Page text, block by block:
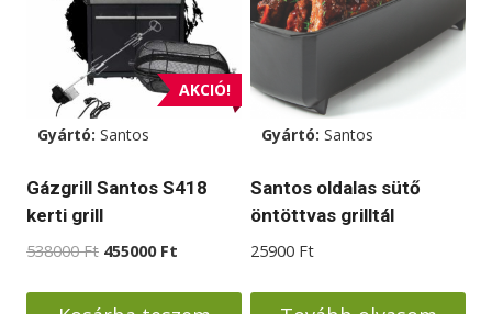
AKCIÓ!
Gyártó: Santos
Gázgrill Santos S418
kerti grill
538000Ft Original
was:
455000 Ft
is:
Gyártó: Santos
Santos oldalas sütő
öntöttvas grilltál
25900 Ft